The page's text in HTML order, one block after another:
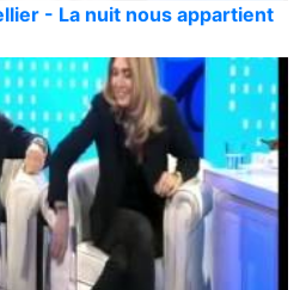
- La nuit nous appartient